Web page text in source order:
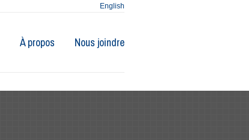
English
À propos Nous joindre